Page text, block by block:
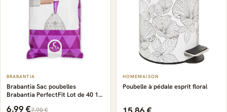
BRABANTIA
Brabantia Sac poubelles
Brabantia PerfectFit Lot de 40 10-
6,99 €7,90 €
HOMEMAISON
Poubelle à pédale esprit floral